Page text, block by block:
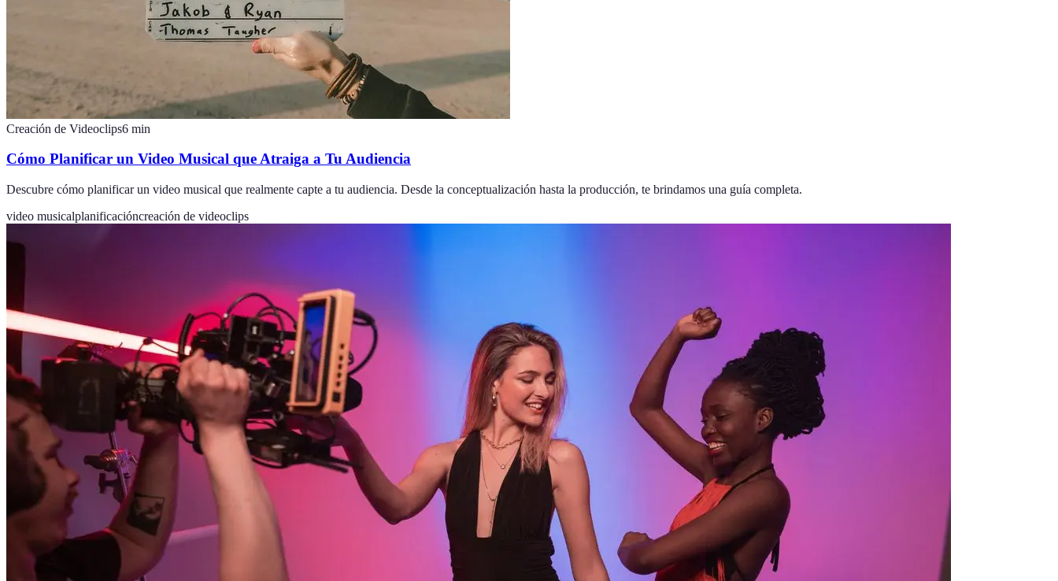
Creación de Videoclips6 min
Cómo Planificar un Video Musical que Atraiga a Tu Audiencia
Descubre cómo planificar un video musical que realmente capte a tu audiencia. Desde la conceptualización hasta la producción, te brindamos una guía completa.
video musicalplanificacióncreación de videoclips